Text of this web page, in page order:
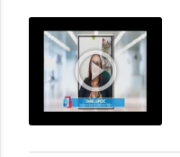
play_circle_outline